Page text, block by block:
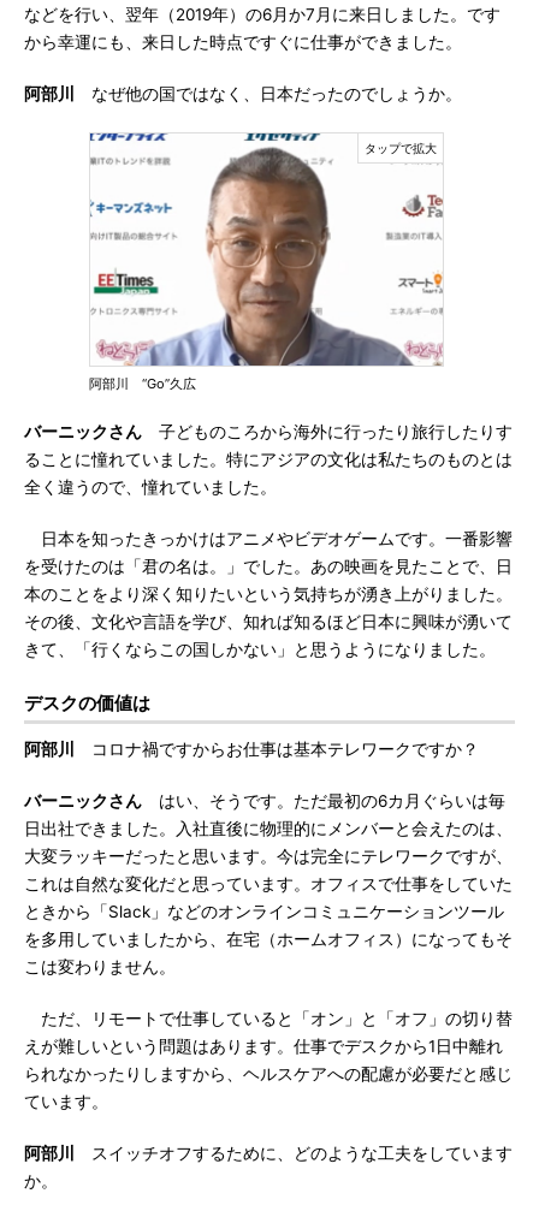
などを行い、翌年（2019年）の6月か7月に来日しました。です
から幸運にも、来日した時点ですぐに仕事ができました。
阿部川 なぜ他の国ではなく、日本だったのでしょうか。
阿部川 “Go”久広
バーニックさん 子どものころから海外に行ったり旅行したりす
ることに憧れていました。特にアジアの文化は私たちのものとは
全く違うので、憧れていました。
日本を知ったきっかけはアニメやビデオゲームです。一番影響
を受けたのは「君の名は。」でした。あの映画を見たことで、日
本のことをより深く知りたいという気持ちが湧き上がりました。
その後、文化や言語を学び、知れば知るほど日本に興味が湧いて
きて、「行くならこの国しかない」と思うようになりました。
デスクの価値は
阿部川 コロナ禍ですからお仕事は基本テレワークですか？
バーニックさん はい、そうです。ただ最初の6カ月ぐらいは毎
日出社できました。入社直後に物理的にメンバーと会えたのは、
大変ラッキーだったと思います。今は完全にテレワークですが、
これは自然な変化だと思っています。オフィスで仕事をしていた
ときから「Slack」などのオンラインコミュニケーションツール
を多用していましたから、在宅（ホームオフィス）になってもそ
こは変わりません。
ただ、リモートで仕事していると「オン」と「オフ」の切り替
えが難しいという問題はあります。仕事でデスクから1日中離れ
られなかったりしますから、ヘルスケアへの配慮が必要だと感じ
ています。
阿部川
スイッチオフするために、どのような工夫をしています
か。